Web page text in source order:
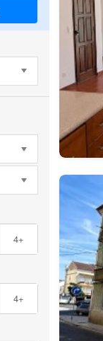
4+
4+